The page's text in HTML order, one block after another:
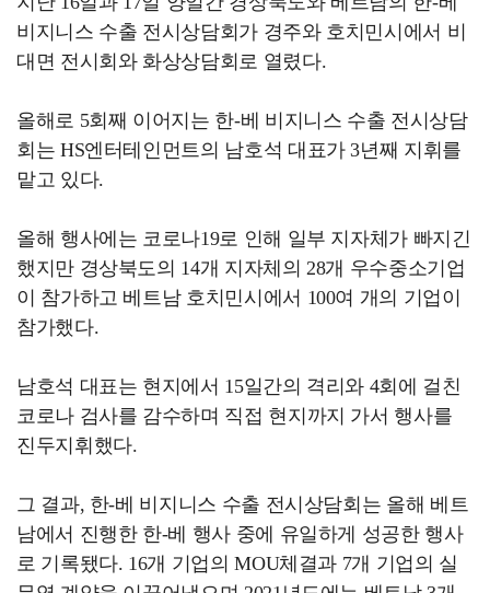
비지니스 수출 전시상담회가 경주와 호치민시에서 비
대면 전시회와 화상상담회로 열렸다.
올해로 5회째 이어지는 한-베 비지니스 수출 전시상담
회는 HS엔터테인먼트의 남호석 대표가 3년째 지휘를
맡고 있다.
올해 행사에는 코로나19로 인해 일부 지자체가 빠지긴
했지만 경상북도의 14개 지자체의 28개 우수중소기업
이 참가하고 베트남 호치민시에서 100여 개의 기업이
참가했다.
남호석 대표는 현지에서 15일간의 격리와 4회에 걸친
코로나 검사를 감수하며 직접 현지까지 가서 행사를
진두지휘했다.
그 결과, 한-베 비지니스 수출 전시상담회는 올해 베트
남에서 진행한 한-베 행사 중에 유일하게 성공한 행사
로 기록됐다. 16개 기업의 MOU체결과 7개 기업의 실